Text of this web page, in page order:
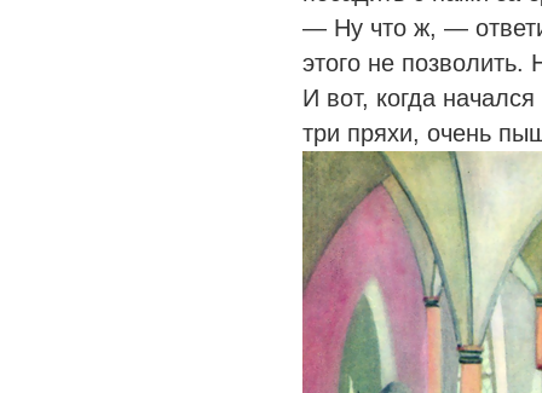
— Ну что ж, —
этого не позволить.
И вот, когда
три пряхи, очень